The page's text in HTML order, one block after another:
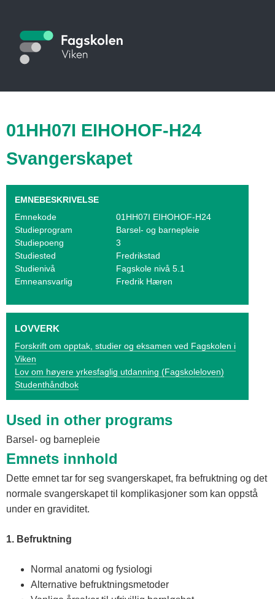
hovedinnhold
S
t
i
k
a
t
a
l
o
g
V
i
k
e
n
01HH07I EIHOHOF-H24
Svangerskapet
EMNEBESKRIVELSE
Emnekode
01HH07I EIHOHOF-H24
Studieprogram
Barsel- og barnepleie
Studiepoeng
3
Studiested
Fredrikstad
Studienivå
Fagskole nivå 5.1
Emneansvarlig
Fredrik Hæren
LOVVERK
Forskrift om opptak, studier og eksamen ved Fagskolen i
Viken
Lov om høyere yrkesfaglig utdanning (Fagskoleloven)
Studenthåndbok
Used in other programs
Barsel- og barnepleie
Emnets innhold
Dette emnet tar for seg svangerskapet, fra befruktning og det
normale svangerskapet til komplikasjoner som kan oppstå
under en graviditet.
1. Befruktning
Normal anatomi og fysiologi
Alternative befruktningsmetoder